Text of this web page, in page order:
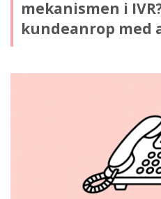
mekanismen i
kundeanrop med